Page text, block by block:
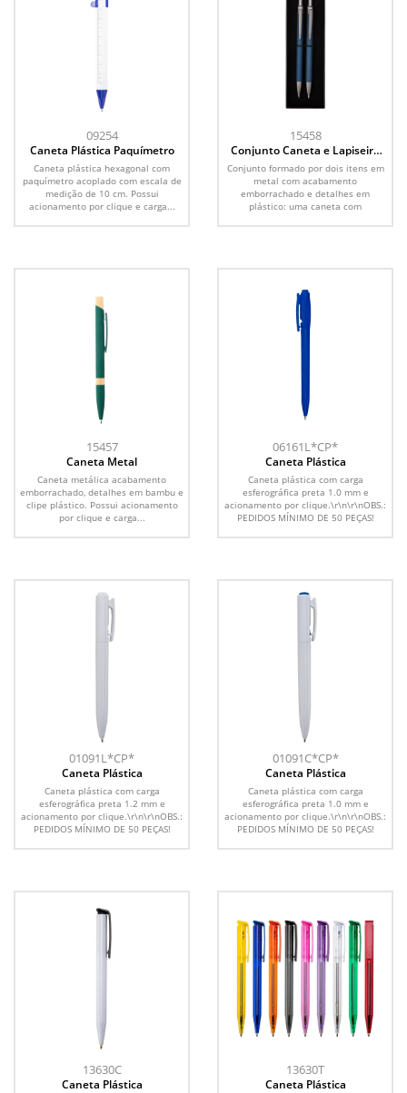
09254
Caneta Plástica Paquímetro
Caneta plástica hexagonal com
paquímetro acoplado com escala de
medição de 10 cm. Possui
acionamento por clique e carga...
15458
Conjunto Caneta e Lapiseira
Metal
Conjunto formado por dois itens em
metal com acabamento
emborrachado e detalhes em
plástico: uma caneta com
15457
Caneta Metal
Caneta metálica acabamento
emborrachado, detalhes em bambu e
clipe plástico. Possui acionamento
por clique e carga...
06161L*CP*
Caneta Plástica
Caneta plástica com carga
esferográfica preta 1.0 mm e
acionamento por clique.\r\n\r\nOBS.:
PEDIDOS MÍNIMO DE 50 PEÇAS!
01091L*CP*
Caneta Plástica
Caneta plástica com carga
esferográfica preta 1.2 mm e
acionamento por clique.\r\n\r\nOBS.:
PEDIDOS MÍNIMO DE 50 PEÇAS!
01091C*CP*
Caneta Plástica
Caneta plástica com carga
esferográfica preta 1.0 mm e
acionamento por clique.\r\n\r\nOBS.:
PEDIDOS MÍNIMO DE 50 PEÇAS!
13630C
Caneta Plástica
13630T
Caneta Plástica